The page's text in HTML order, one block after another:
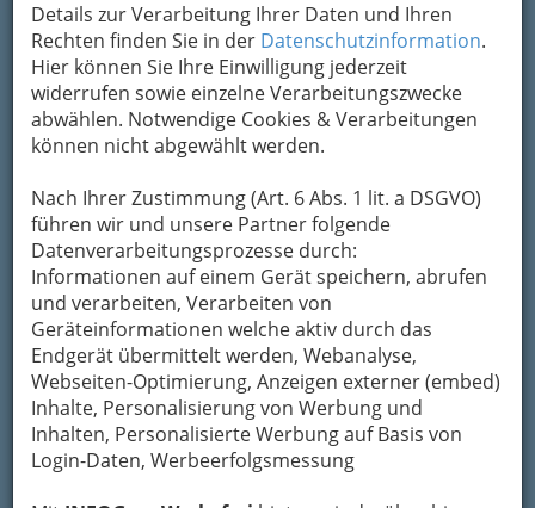
Details zur Verarbeitung Ihrer Daten und Ihren
Rechten finden Sie in der Datenschutzinformation.
Hier können Sie Ihre Einwilligung jederzeit
widerrufen sowie einzelne Verarbeitungszwecke
abwählen. Notwendige Cookies & Verarbeitungen
können nicht abgewählt werden.
Nach Ihrer Zustimmung (Art. 6 Abs. 1 lit. a DSGVO)
führen wir und unsere Partner folgende
Datenverarbeitungsprozesse durch:
Informationen auf einem Gerät speichern, abrufen
und verarbeiten, Verarbeiten von
Geräteinformationen welche aktiv durch das
Endgerät übermittelt werden, Webanalyse,
Webseiten-Optimierung, Anzeigen externer (embed)
Inhalte, Personalisierung von Werbung und
Inhalten, Personalisierte Werbung auf Basis von
Login-Daten, Werbeerfolgsmessung
Adresse mit Google Maps anschauen
Kontaktaufnahme
Um die Info-Graz Firmenvor Spam-Mails zu
Übermittlung Ihrer Nachricht ein sicheres
Formular. Ihre Nachricht wird nach dem
Absenden umgehend per Mail an das
Unternehmen China Restaurant Goldene
Schwalbe - JIN & SHAN GmbH NACHF. KEG
weitergeleitet.
Mein Name
Meine Email Adresse